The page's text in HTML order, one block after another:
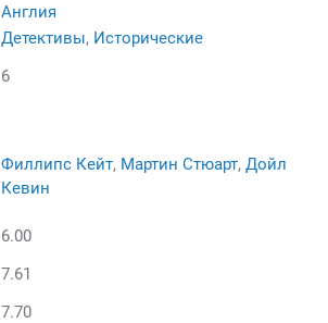
Англия
Детективы, Исторические
6
Филлипс Кейт, Мартин Стюарт, Дойл
Кевин
6.00
7.61
7.70